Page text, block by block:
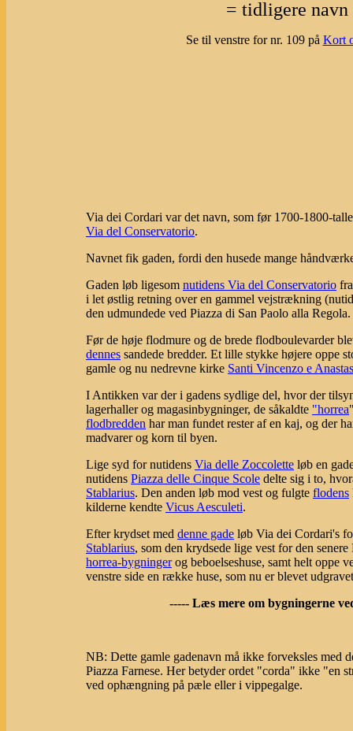
= tidligere
Se til venstre for nr. 109 på Kort
Via dei Cordari var det navn, som før 1700-1800-
Via del Conservatorio.
Navnet fik gaden, fordi den husede mange
Gaden løb ligesom nutidens Via del Conservatorio
i let østlig retning over en gammel vejstrækning
den udmundede ved Piazza di San Paolo alla Regola.
Før de høje flodmure og de brede flodboulevarder
dennes sandede bredder. Et lille stykke højere oppe
gamle og nu nedrevne kirke Santi Vincenzo e
I Antikken var der i gadens sydlige del, hvor der
lagerhaller og magasinbygninger, de såkaldte "horrea
flodbredden har man fundet rester af en kaj, og der
madvarer og korn til byen.
Lige syd for nutidens Via delle Zoccolette løb en
nutidens Piazza delle Cinque Scole delte sig i to,
Stablarius. Den anden løb mod vest og fulgte flodens
kilderne kendte Vicus Aesculeti.
Efter krydset med denne gade løb Via dei Cordari's
Stablarius, som den krydsede lige vest for den
horrea-bygningerog beboelseshuse, samt helt oppe
venstre side en række huse, som nu er blevet
----- Læs mere om bygningerne
NB: Dette gamle gadenavn må ikke forveksles med
Piazza Farnese. Her betyder ordet "corda" ikke "en
ved ophængning på pæle eller i vippegalge.